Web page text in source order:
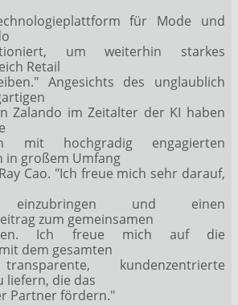
für Mode und
um weiterhin starkes
Retail
Angesichts des unglaublich
Zalando im Zeitalter der KI haben
mit hochgradig engagierten
in großem Umfang
Cao. "Ich freue mich sehr darauf,
einzubringen und einen
zum gemeinsamen
Ich freue mich auf die
dem gesamten
kundenzentrierte
liefern, die das
Partner fördern."